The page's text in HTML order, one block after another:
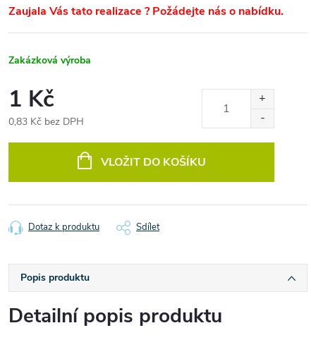
Zaujala Vás tato realizace ? Požádejte nás o nabídku.
Zakázková výroba
1 Kč
0,83 Kč bez DPH
VLOŽIT DO KOŠÍKU
Dotaz k produktu Sdílet
Popis produktu
Detailní popis produktu